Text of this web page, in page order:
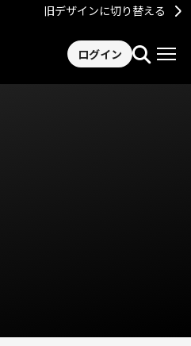
旧デザインに切り替える
ログイン